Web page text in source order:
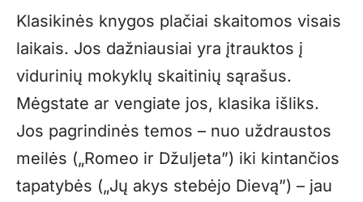
Klasikinės knygos plačiai skaitomos visais
laikais. Jos dažniausiai yra įtrauktos į
vidurinių mokyklų skaitinių sąrašus.
Mėgstate ar vengiate jos, klasika išliks.
Jos pagrindinės temos – nuo uždraustos
meilės („Romeo ir Džuljeta”) iki kintančios
tapatybės („Jų akys stebėjo Dievą”) – jau